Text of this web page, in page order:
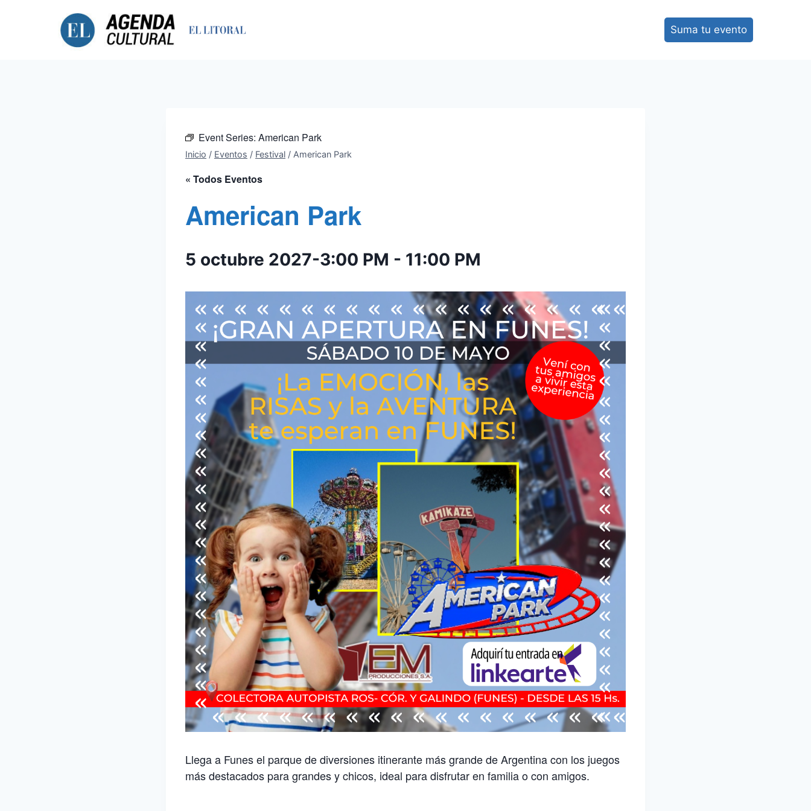
Suma tu evento
Event Series: American Park
Inicio / Eventos / Festival / American Park
« Todos Eventos
American Park
5 octubre 2027-3:00 PM - 11:00 PM
Llega a Funes el parque de diversiones itinerante más grande de Argentina con los juegos
más destacados para grandes y chicos, ideal para disfrutar en familia o con amigos.